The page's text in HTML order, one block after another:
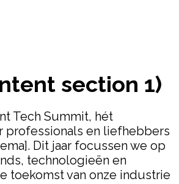
section 1)
Tech Summit, hét
professionals en liefhebbers
Dit jaar focussen we op
technologieën en
toekomst van onze industrie